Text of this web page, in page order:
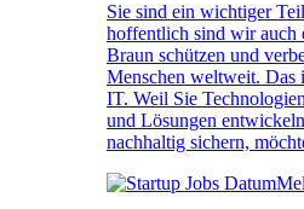
Sie sind ein wichtiger
hoffentlich sind wir
Braun schützen und
Menschen weltweit. Das
IT. Weil Sie
und Lösungen
nachhaltig sichern,